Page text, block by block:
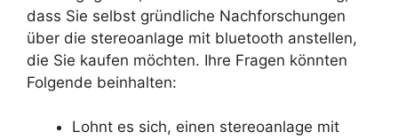
dass Sie selbst gründliche Nachforschungen
über die stereoanlage mit bluetooth anstellen,
die Sie kaufen möchten. Ihre Fragen könnten
Folgende beinhalten:
Lohnt es sich, einen stereoanlage mit